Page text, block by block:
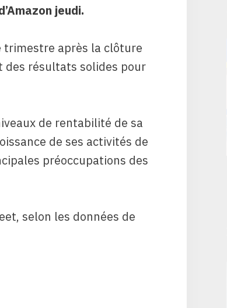
jeudi.
après la clôture
des résultats solides pour
de rentabilité de sa
de ses activités de
préoccupations des
selon les données de